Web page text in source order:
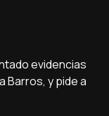
evidencias
Barros, y pide a